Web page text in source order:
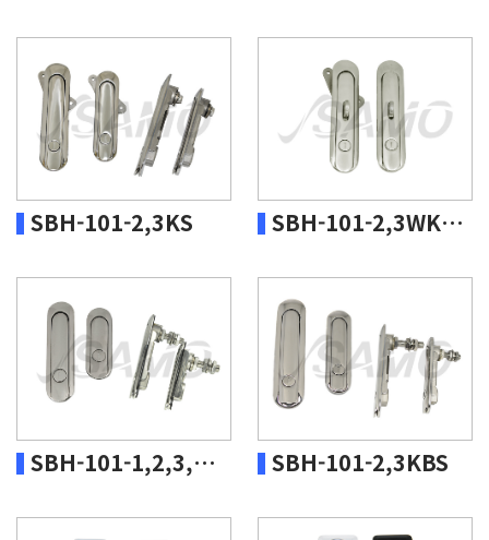
SBH-101-2,3KS SBH-101-2,3WKS-316
SBH-101-1,2,3,4KBS-316 SBH-101-2,3KBS